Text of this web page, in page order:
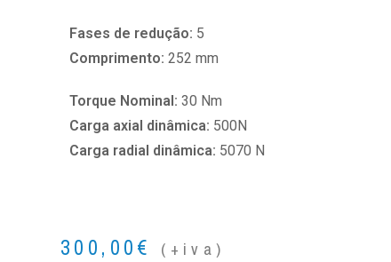
Fases de redução: 5
Comprimento: 252 mm
Torque Nominal: 30 Nm
Carga axial dinâmica: 500N
Carga radial dinâmica: 5070 N
300,00€ (+iva)